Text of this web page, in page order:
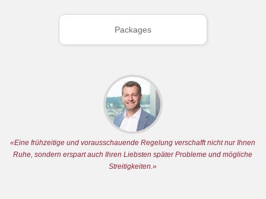
Packages
«Eine frühzeitige und vorausschauende Regelung verschafft nicht nur Ihnen
Ruhe, sondern erspart auch Ihren Liebsten später Probleme und mögliche
Streitigkeiten.»